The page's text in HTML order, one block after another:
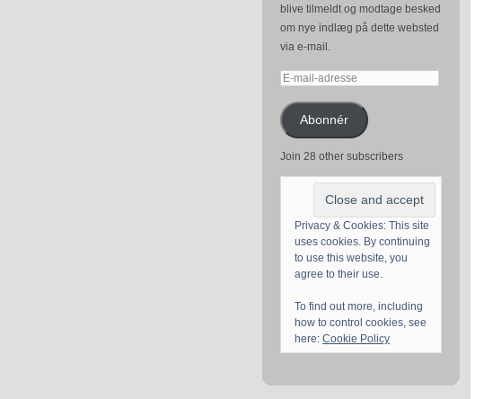
blive tilmeldt og modtage besked
om nye indlæg på dette websted
via e-mail.
E-
adresseAbonnér
Join 28 other subscribers
Privacy & Cookies: This site
uses cookies. By continuing
to use this website, you
agree to their use.
To find out more, including
how to control cookies, see
here: Cookie Policy